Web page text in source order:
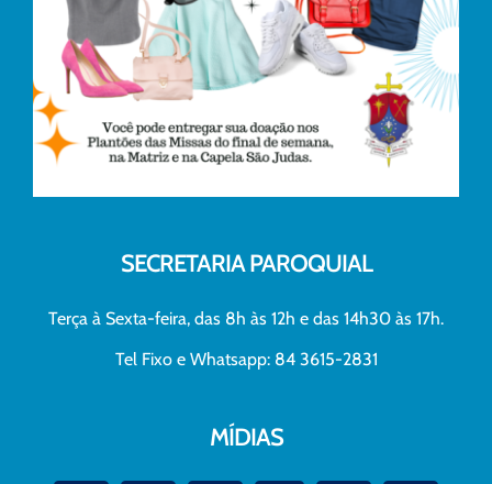
SECRETARIA PAROQUIAL
Terça à Sexta-feira, das 8h às 12h e das 14h30 às 17h.
Tel Fixo e Whatsapp: 84 3615-2831
MÍDIAS